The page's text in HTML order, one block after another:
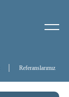
Referanslarımız